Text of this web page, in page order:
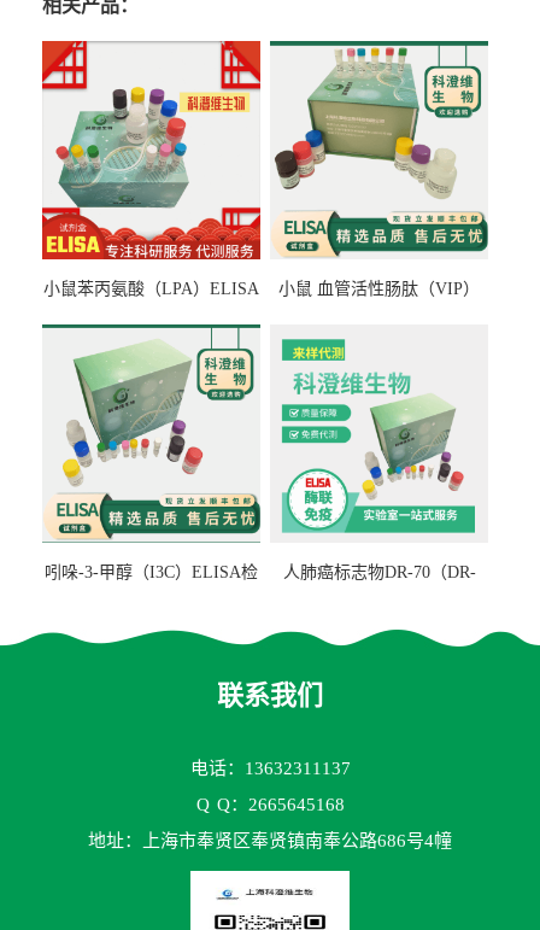
相关产品：
小鼠苯丙氨酸（LPA）ELISA
小鼠 血管活性肠肽（VIP）
吲哚-3-甲醇（I3C）ELISA检
人肺癌标志物DR-70（DR-
联系我们
电话：13632311137
Q Q：2665645168
地址：上海市奉贤区奉贤镇南奉公路686号4幢